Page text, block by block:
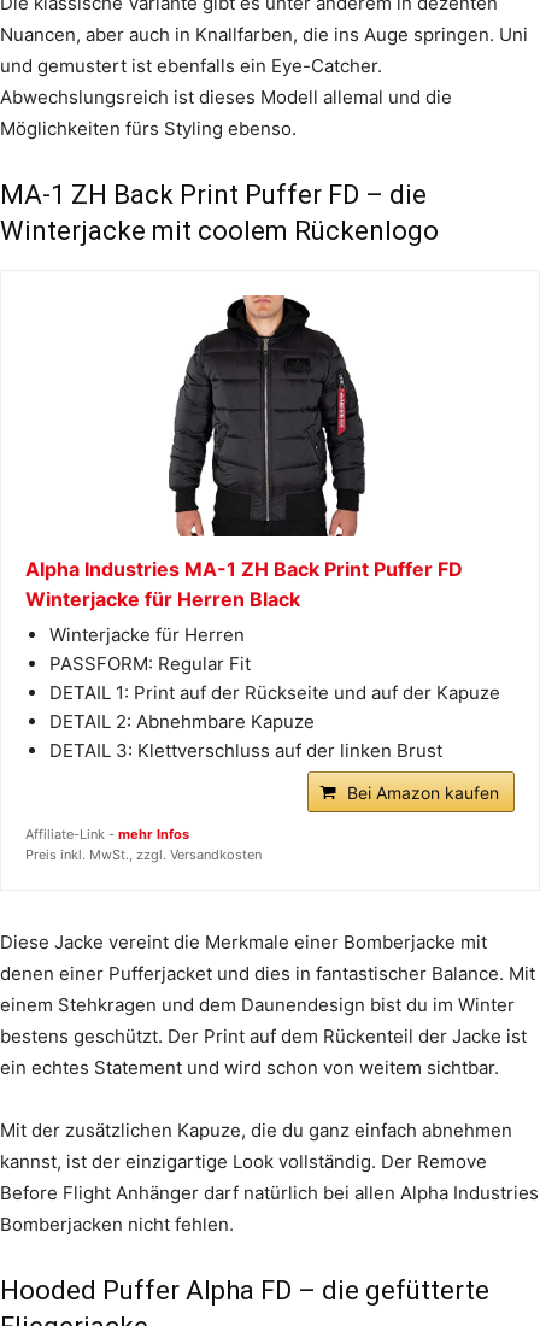
Nuancen, aber auch in Knallfarben, die ins Auge springen. Uni
und gemustert ist ebenfalls ein Eye-Catcher.
Abwechslungsreich ist dieses Modell allemal und die
Möglichkeiten fürs Styling ebenso.
MA-1 ZH Back Print Puffer FD – die
Winterjacke mit coolem Rückenlogo
Alpha Industries MA-1 ZH Back Print Puffer FD
Winterjacke für Herren Black
Winterjacke für Herren
PASSFORM: Regular Fit
DETAIL 1: Print auf der Rückseite und auf der Kapuze
DETAIL 2: Abnehmbare Kapuze
DETAIL 3: Klettverschluss auf der linken Brust
Bei Amazon kaufen
Affiliate-Link - mehr Infos
Preis inkl. MwSt., zzgl. Versandkosten
Diese Jacke vereint die Merkmale einer Bomberjacke mit
denen einer Pufferjacket und dies in fantastischer Balance. Mit
einem Stehkragen und dem Daunendesign bist du im Winter
bestens geschützt. Der Print auf dem Rückenteil der Jacke ist
ein echtes Statement und wird schon von weitem sichtbar.
Mit der zusätzlichen Kapuze, die du ganz einfach abnehmen
kannst, ist der einzigartige Look vollständig. Der Remove
Before Flight Anhänger darf natürlich bei allen Alpha Industries
Bomberjacken nicht fehlen.
Hooded Puffer Alpha FD – die gefütterte